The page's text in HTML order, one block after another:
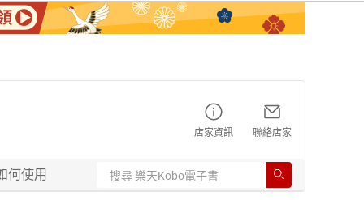
店家資訊 聯絡店家
何使用